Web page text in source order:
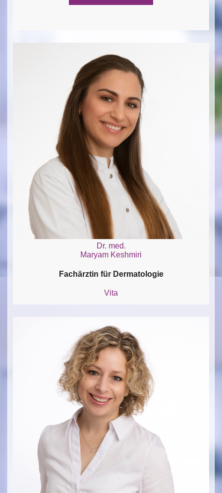
Dr. med.
Maryam Keshmiri
Fachärztin für Dermatologie
Vita